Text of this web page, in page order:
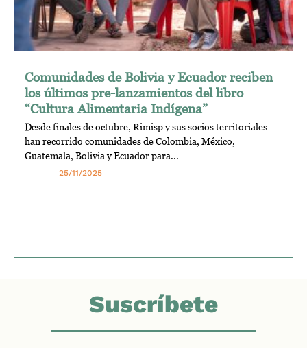
Comunidades de Bolivia y Ecuador reciben
los últimos pre-lanzamientos del libro
“Cultura Alimentaria Indígena”
Desde finales de octubre, Rimisp y sus socios territoriales
han recorrido comunidades de Colombia, México,
Guatemala, Bolivia y Ecuador para...
25/11/2025
Suscríbete